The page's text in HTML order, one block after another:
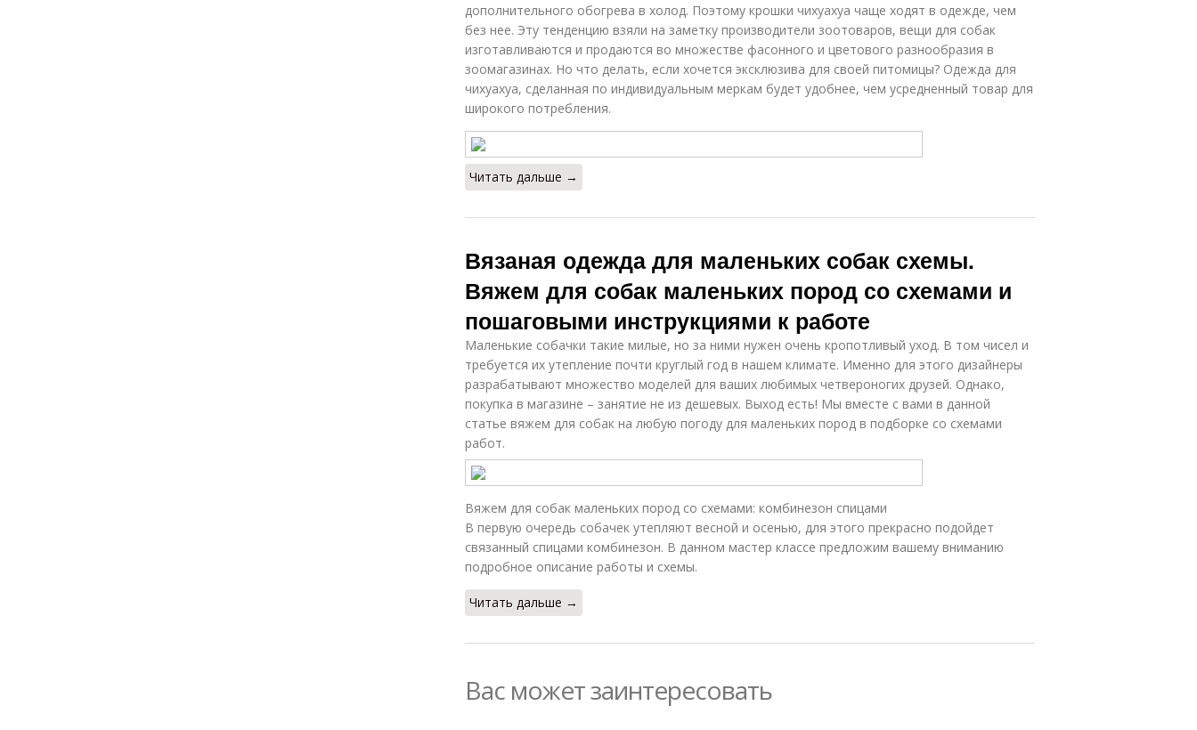
дополнительного обогрева в холод. Поэтому крошки чихуахуа чаще ходят в одежде, чем
без нее. Эту тенденцию взяли на заметку производители зоотоваров, вещи для собак
изготавливаются и продаются во множестве фасонного и цветового разнообразия в
зоомагазинах. Но что делать, если хочется эксклюзива для своей питомицы? Одежда для
чихуахуа, сделанная по индивидуальным меркам будет удобнее, чем усредненный товар для
широкого потребления.
Читать дальше →
Вязаная одежда для маленьких собак схемы.
Вяжем для собак маленьких пород со схемами и
пошаговыми инструкциями к работе
Маленькие собачки такие милые, но за ними нужен очень кропотливый уход. В том чисел и
требуется их утепление почти круглый год в нашем климате. Именно для этого дизайнеры
разрабатывают множество моделей для ваших любимых четвероногих друзей. Однако,
покупка в магазине – занятие не из дешевых. Выход есть! Мы вместе с вами в данной
статье вяжем для собак на любую погоду для маленьких пород в подборке со схемами
работ.
Вяжем для собак маленьких пород со схемами: комбинезон спицами
В первую очередь собачек утепляют весной и осенью, для этого прекрасно подойдет
связанный спицами комбинезон. В данном мастер классе предложим вашему вниманию
подробное описание работы и схемы.
Читать дальше →
Вас может заинтересовать